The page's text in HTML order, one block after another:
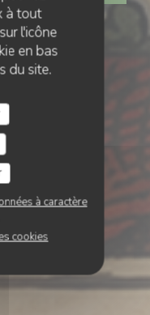
à tout
l'icône
en bas
du site.
à caractère
cookies